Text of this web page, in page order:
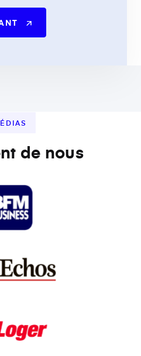
de nous